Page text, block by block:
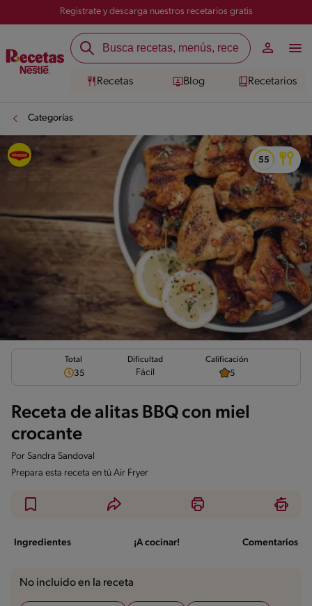
Registrate y descarga nuestros recetarios gratis
Recetas Blog Recetarios
Categorías
Total
35
Dificultad
Fácil
Calificación
5
Receta de alitas BBQ con miel
crocante
Por Sandra Sandoval
Prepara esta receta en tú Air Fryer
Ingredientes ¡A cocinar! Comentarios
No incluido en la receta